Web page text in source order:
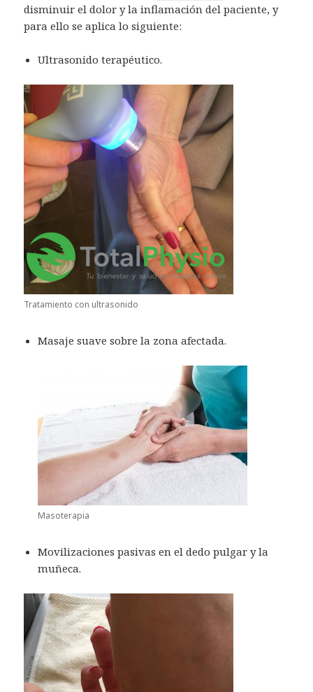
disminuir el dolor y la inflamación del paciente, y
para ello se aplica lo siguiente:
Ultrasonido terapéutico.
Tratamiento con ultrasonido
Masaje suave sobre la zona afectada.
Masoterapia
Movilizaciones pasivas en el dedo pulgar y la
muñeca.